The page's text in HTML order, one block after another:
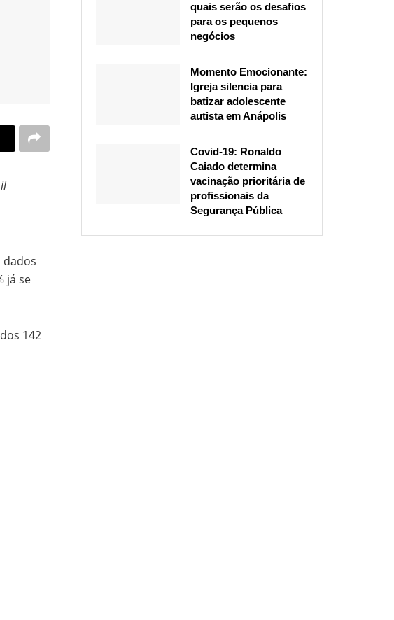
dados
já se
142
quais serão os desafios
para os pequenos
negócios
Momento Emocionante:
Igreja silencia para
batizar adolescente
autista em Anápolis
Covid-19: Ronaldo
Caiado determina
vacinação prioritária de
profissionais da
Segurança Pública